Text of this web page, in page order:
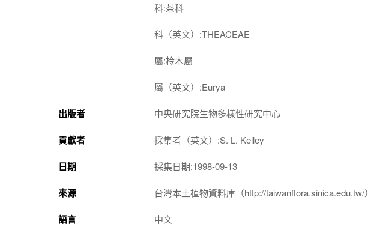
科:茶科
科（英文）:THEACEAE
屬:柃木屬
屬（英文）:Eurya
出版者 中央研究院生物多樣性研究中心
貢獻者 採集者（英文）:S. L. Kelley
日期 採集日期:1998-09-13
來源 台灣本土植物資料庫（http://taiwanflora.sinica.edu.tw/）
語言 中文